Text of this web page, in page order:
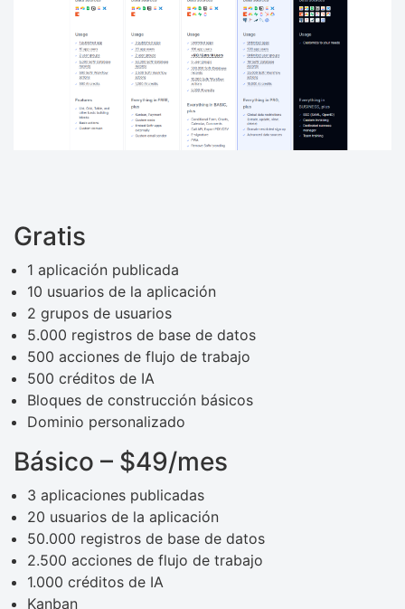
Gratis
1 aplicación publicada
10 usuarios de la aplicación
2 grupos de usuarios
5.000 registros de base de datos
500 acciones de flujo de trabajo
500 créditos de IA
Bloques de construcción básicos
Dominio personalizado
Básico – $49/mes
3 aplicaciones publicadas
20 usuarios de la aplicación
50.000 registros de base de datos
2.500 acciones de flujo de trabajo
1.000 créditos de IA
Kanban